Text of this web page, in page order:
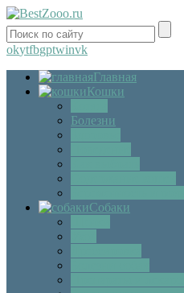
okytfbgptwinvk
Главная
Кошки
Болезни
Собаки